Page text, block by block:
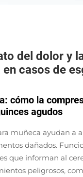
del dolor y
casos de
cómo la
agudos
muñeca ayudan a
dañados.
que informan al
peligrosos,